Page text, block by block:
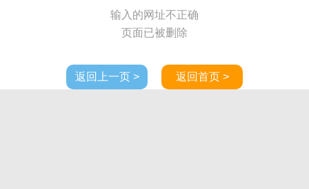
输入的网址不正确
页面已被删除
返回上一页 > 返回首页 >